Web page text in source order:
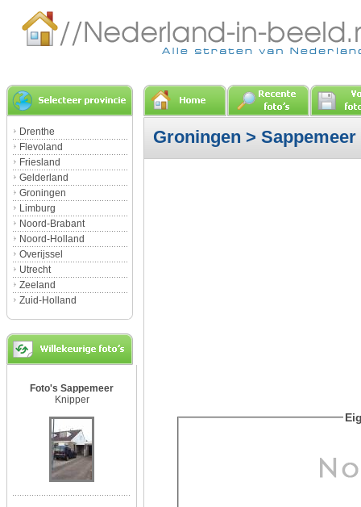
Drenthe
Flevoland
Friesland
Gelderland
Groningen
Limburg
Noord-Brabant
Noord-Holland
Overijssel
Utrecht
Zeeland
Zuid-Holland
Foto's Sappemeer
Knipper
Groningen > Sappemeer